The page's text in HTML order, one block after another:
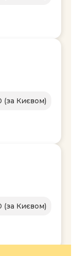
(за Києвом)
(за Києвом)